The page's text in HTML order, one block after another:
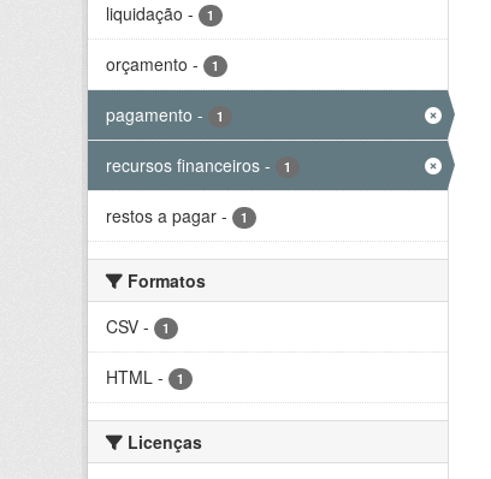
liquidação - 1
orçamento - 1
pagamento - 1
recursos financeiros - 1
restos a pagar - 1
Formatos
CSV - 1
HTML - 1
Licenças